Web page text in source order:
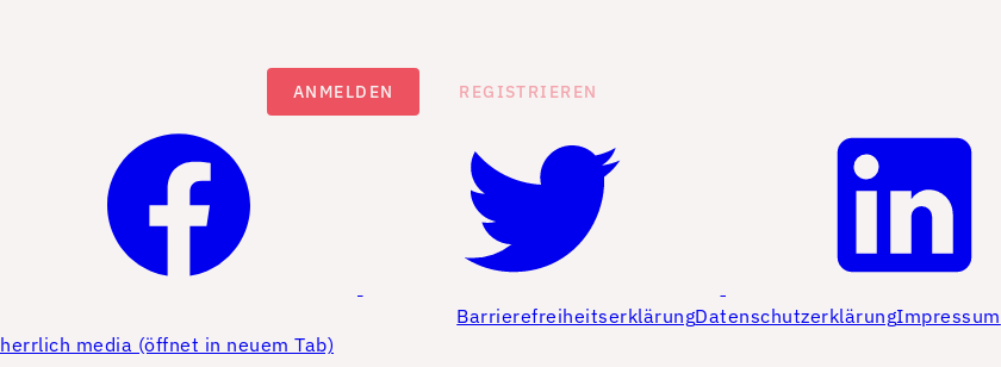
ANMELDEN REGISTRIEREN
BarrierefreiheitserklärungDatenschutzerklärungImpressum
herrlich media (öffnet in neuem Tab)